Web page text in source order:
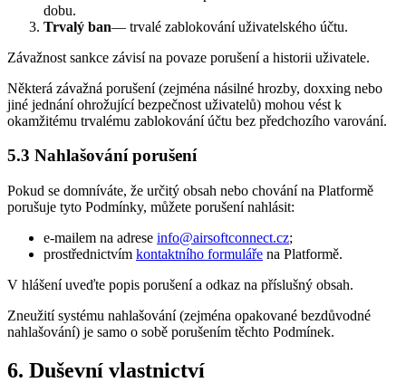
dobu.
Trvalý ban— trvalé zablokování uživatelského účtu.
Závažnost sankce závisí na povaze porušení a historii uživatele.
Některá závažná porušení (zejména násilné hrozby, doxxing nebo
jiné jednání ohrožující bezpečnost uživatelů) mohou vést k
okamžitému trvalému zablokování účtu bez předchozího varování.
5.3 Nahlašování porušení
Pokud se domníváte, že určitý obsah nebo chování na Platformě
porušuje tyto Podmínky, můžete porušení nahlásit:
e-mailem na adrese info@airsoftconnect.cz;
prostřednictvím kontaktního formuláře na Platformě.
V hlášení uveďte popis porušení a odkaz na příslušný obsah.
Zneužití systému nahlašování (zejména opakované bezdůvodné
nahlašování) je samo o sobě porušením těchto Podmínek.
6. Duševní vlastnictví